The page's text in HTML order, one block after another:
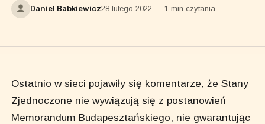
Daniel Babkiewicz28 lutego 2022 · 1 min czytania
Ostatnio w sieci pojawiły się komentarze, że Stany
Zjednoczone nie wywiązują się z postanowień
Memorandum Budapesztańskiego, nie gwarantując